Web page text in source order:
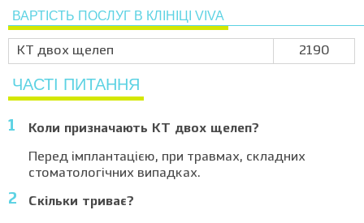
ВАРТІСТЬ ПОСЛУГ В КЛІНІЦІ VIVA
КТ двох щелеп 2190
ЧАСТІ ПИТАННЯ
Коли призначають КТ двох щелеп?
Перед імплантацією, при травмах, складних
стоматологічних випадках.
Скільки триває?